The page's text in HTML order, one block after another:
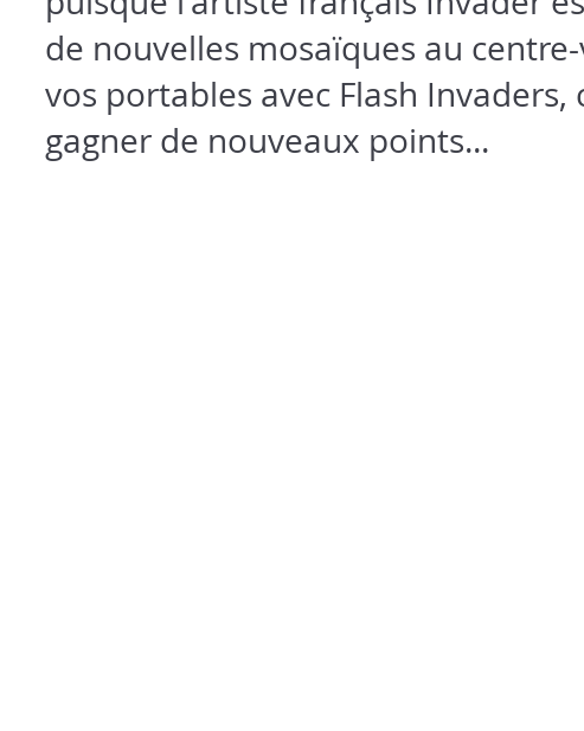
de nouvelles mosaïques au
vos portables avec Flash Invaders,
gagner de nouveaux points...